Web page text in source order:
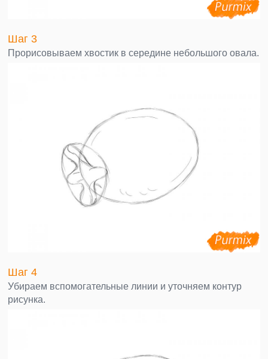
Шаг 3
Прорисовываем хвостик в середине небольшого овала.
Шаг 4
Убираем вспомогательные линии и уточняем контур
рисунка.